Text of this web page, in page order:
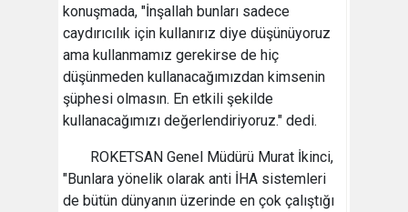
konuşmada, "İnşallah bunları sadece
caydırıcılık için kullanırız diye düşünüyoruz
ama kullanmamız gerekirse de hiç
düşünmeden kullanacağımızdan kimsenin
şüphesi olmasın. En etkili şekilde
kullanacağımızı değerlendiriyoruz." dedi.
ROKETSAN Genel Müdürü Murat İkinci,
"Bunlara yönelik olarak anti İHA sistemleri
de bütün dünyanın üzerinde en çok çalıştığı